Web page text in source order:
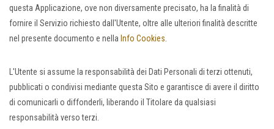
questa Applicazione, ove non diversamente precisato, ha la finalità di
fornire il Servizio richiesto dall'Utente, oltre alle ulteriori finalità descritte
nel presente documento e nella Info Cookies
L'Utente si assume la responsabilità dei Dati Personali di terzi ottenuti,
pubblicati o condivisi mediante questa Sito e garantisce di avere il diritto
di comunicarli o diffonderli, liberando il Titolare da qualsiasi
responsabilità verso terzi.